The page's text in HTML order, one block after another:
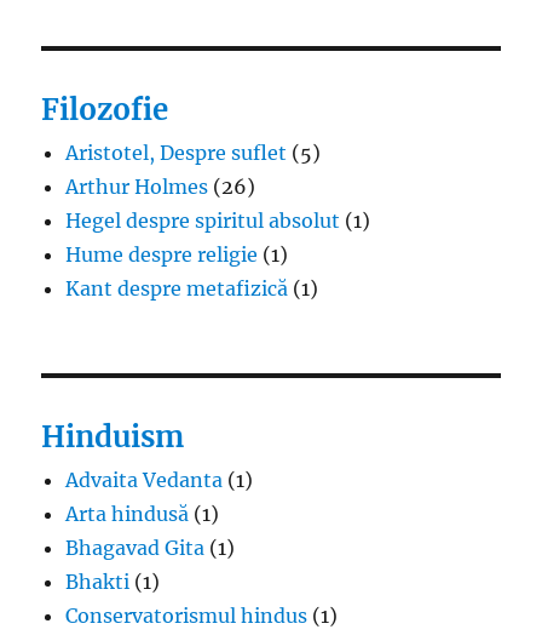
Filozofie
Aristotel, Despre suflet (5)
Arthur Holmes (26)
Hegel despre spiritul absolut (1)
Hume despre religie (1)
Kant despre metafizică (1)
Hinduism
Advaita Vedanta (1)
Arta hindusă (1)
Bhagavad Gita (1)
Bhakti (1)
Conservatorismul hindus (1)